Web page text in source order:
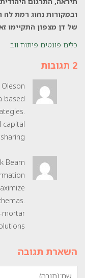
ובמקורות נהוג רמת
של דן מצפון התקיימו
כלים פונטים פיתוח ווב
2 תגובות
based
capital
Beam
mortar
השארת תגובה